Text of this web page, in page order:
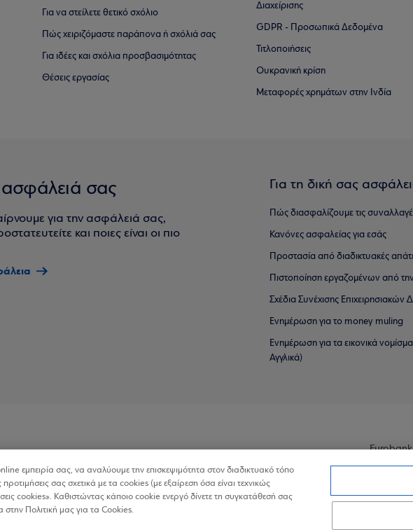
Για να στείλετε θετικό σχόλιο
Πώς χειριζόμαστε παράπονα ή σχόλιά σας
Για ιδέες και σχόλια προσβασιμότητας
Θέσεις εργασίας
Διαχείρισης
GDPR - Προσωπικά Δεδομένα
Τιτλοποιήσεις
Ουκρανική κρίση
Μεταφορές χρημάτων στην Ινδία
σας
για την ασφάλειά σας,
και ποιες είναι οι πιο
Για τη δική σας
Πώς διασφαλίζουμε τις
Κανόνες ασφαλείας για εσάς
Προστασία από διαδικτυακές
Πιστοποίηση εργαζομένων από
Σχέδια Συνέχισης Επιχειρησιακών
Ενημέρωση για το money muling
Ενημέρωση για τα εικονικά
Αγγλικά)
εμπειρία σας, να αναλύουμε την επισκεψιμότητα στον διαδικτυακό τόπο
σας σχετικά με τα cookies (με εξαίρεση όσα είναι τεχνικώς
cookies». Καθιστώντας κάποιο cookie ενεργό δίνετε τη συγκατάθεσή σας
Πολιτική μας για τα Cookies.